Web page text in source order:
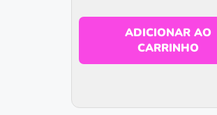
ADICIONAR AO
CARRINHO